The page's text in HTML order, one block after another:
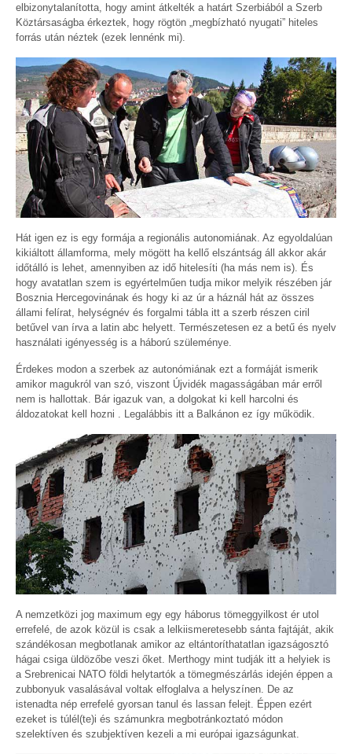
elbizonytalanította, hogy amint átkelték a határt Szerbiából a Szerb
Köztársaságba érkeztek, hogy rögtön „megbízható nyugati” hiteles
forrás után néztek (ezek lennénk mi).
Hát igen ez is egy formája a regionális autonomiának. Az egyoldalúan
kikiáltott államforma, mely mögött ha kellő elszántság áll akkor akár
időtálló is lehet, amennyiben az idő hitelesíti (ha más nem is). És
hogy avatatlan szem is egyértelműen tudja mikor melyik részében jár
Bosznia Hercegovinának és hogy ki az úr a háznál hát az összes
állami felírat, helységnév és forgalmi tábla itt a szerb részen ciril
betűvel van írva a latin abc helyett. Természetesen ez a betű és nyelv
használati igényesség is a háború szüleménye.
Érdekes modon a szerbek az autonómiának ezt a formáját ismerik
amikor magukról van szó, viszont Újvidék magasságában már erről
nem is hallottak. Bár igazuk van, a dolgokat ki kell harcolni és
áldozatokat kell hozni . Legalábbis itt a Balkánon ez így működik.
A nemzetközi jog maximum egy egy háborus tömeggyilkost ér utol
errefelé, de azok közül is csak a lelkiismeretesebb sánta fajtáját, akik
szándékosan megbotlanak amikor az eltántoríthatatlan igazságosztó
hágai csiga üldözőbe veszi őket. Merthogy mint tudják itt a helyiek is
a Srebrenicai NATO földi helytartók a tömegmészárlás idején éppen a
zubbonyuk vasalásával voltak elfoglalva a helyszínen. De az
istenadta nép errefelé gyorsan tanul és lassan felejt. Éppen ezért
ezeket is túlél(te)i és számunkra megbotránkoztató módon
szelektíven és szubjektíven kezeli a mi európai igazságunkat.